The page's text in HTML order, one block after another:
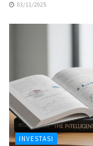
03/11/2025
INVESTASI